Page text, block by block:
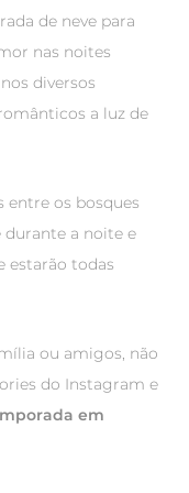
de neve para
nas noites
diversos
a luz de
entre os bosques
durante a noite e
estarão todas
ou amigos, não
do Instagram e
em